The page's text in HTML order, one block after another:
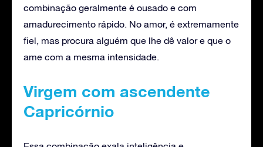
combinação geralmente é ousado e com
amadurecimento rápido. No amor, é extremamente
fiel, mas procura alguém que lhe dê valor e que o
ame com a mesma intensidade.
Virgem com ascendente
Capricórnio